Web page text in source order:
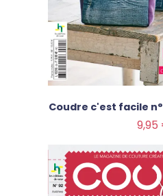
Coudre c'est facile
9,95